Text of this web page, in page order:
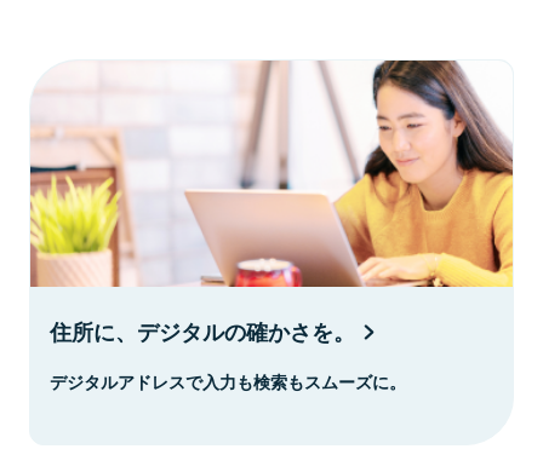
住所に、デジタルの確かさを。
デジタルアドレスで入力も検索もスムーズに。